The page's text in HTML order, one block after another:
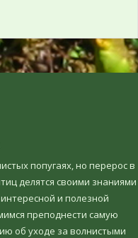
попугаях, но перерос в
делятся своими знаниями
и полезной
преподнести самую
об уходе за волнистыми